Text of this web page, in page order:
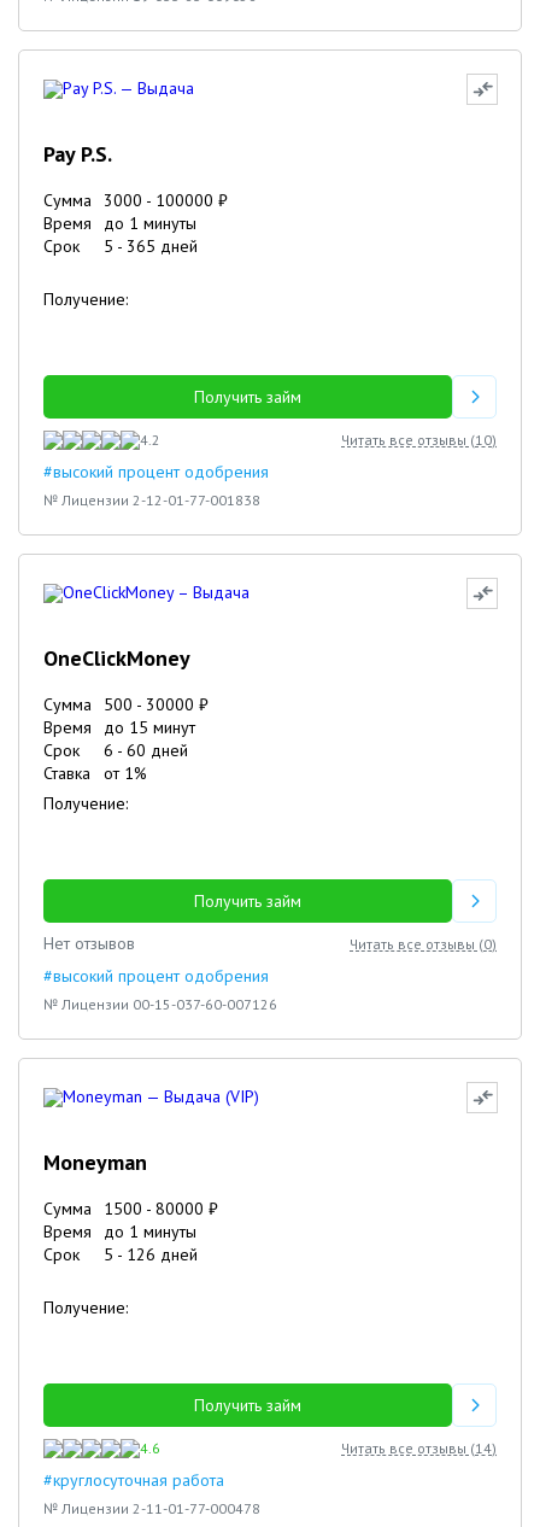
Pay P.S.
Сумма 3000 - 100000 ₽
Время
до 1 минуты
Срок
5 - 365 дней
Получение:
Получить займ
4.2 Читать все отзывы (10)
#высокий процент одобрения
№ Лицензии 2-12-01-77-001838
OneClickMoney
Сумма 500 - 30000 ₽
Время
до 15 минут
Срок
6 - 60 дней
Ставка
от 1%
Получение:
Получить займ
Нет отзывов
Читать все отзывы (0)
#высокий процент одобрения
№ Лицензии 00-15-037-60-007126
Moneyman
Сумма 1500 - 80000 ₽
Время
до 1 минуты
Срок
5 - 126 дней
Получение:
Получить займ
4.6 Читать все отзывы (14)
#круглосуточная работа
№ Лицензии 2-11-01-77-000478